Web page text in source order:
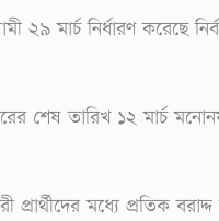
মার্চ নির্ধারণ করেছে
শেষ তারিখ ১২ মার্চ
মধ্যে প্রতিক